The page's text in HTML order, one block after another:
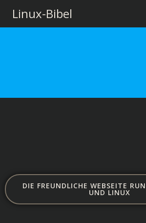
springen
Linux-Bibel
DIE FREUNDLICHE WEBSEITE
UND LINUX